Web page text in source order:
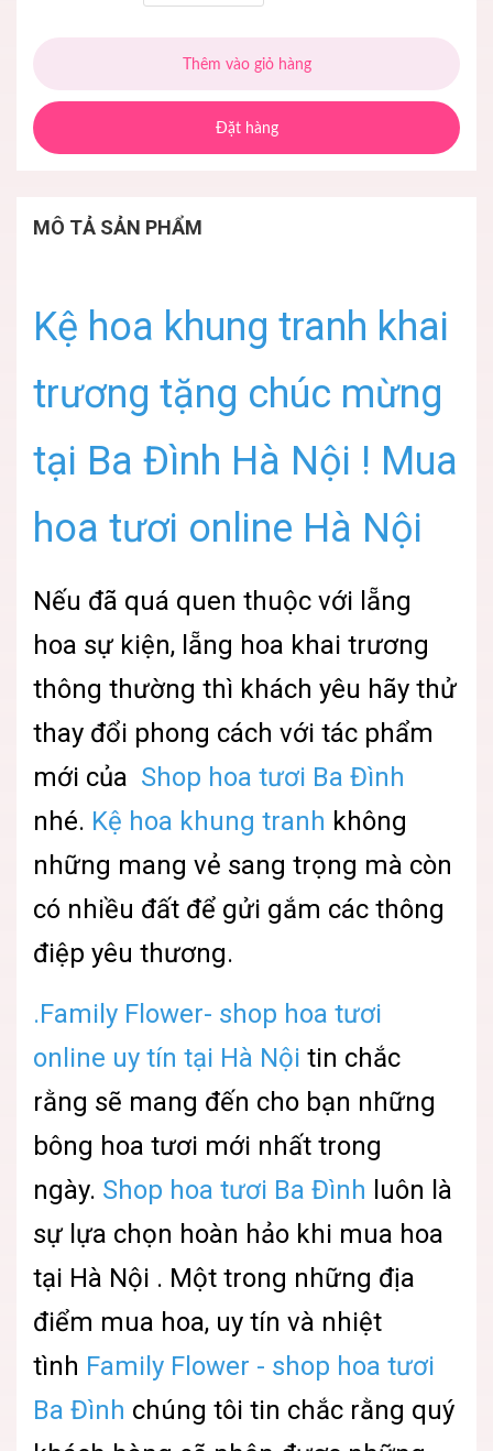
Thêm vào giỏ hàng
Đặt hàng
MÔ TẢ SẢN PHẨM
Kệ hoa khung tranh khai
trương tặng chúc mừng
tại Ba Đình Hà Nội ! Mua
hoa tươi online Hà Nội
Nếu đã quá quen thuộc với lẵng
hoa sự kiện, lẵng hoa khai trương
thông thường thì khách yêu hãy thử
thay đổi phong cách với tác phẩm
mới của Shop hoa tươi Ba Đình
nhé. Kệ hoa khung tranh không
những mang vẻ sang trọng mà còn
có nhiều đất để gửi gắm các thông
điệp yêu thương.
.Family Flower- shop hoa tươi
online uy tín tại Hà Nội tin chắc
rằng sẽ mang đến cho bạn những
bông hoa tươi mới nhất trong
ngày. Shop hoa tươi Ba Đình luôn là
sự lựa chọn hoàn hảo khi mua hoa
tại Hà Nội . Một trong những địa
điểm mua hoa, uy tín và nhiệt
tình Family Flower - shop hoa tươi
Ba Đình chúng tôi tin chắc rằng quý